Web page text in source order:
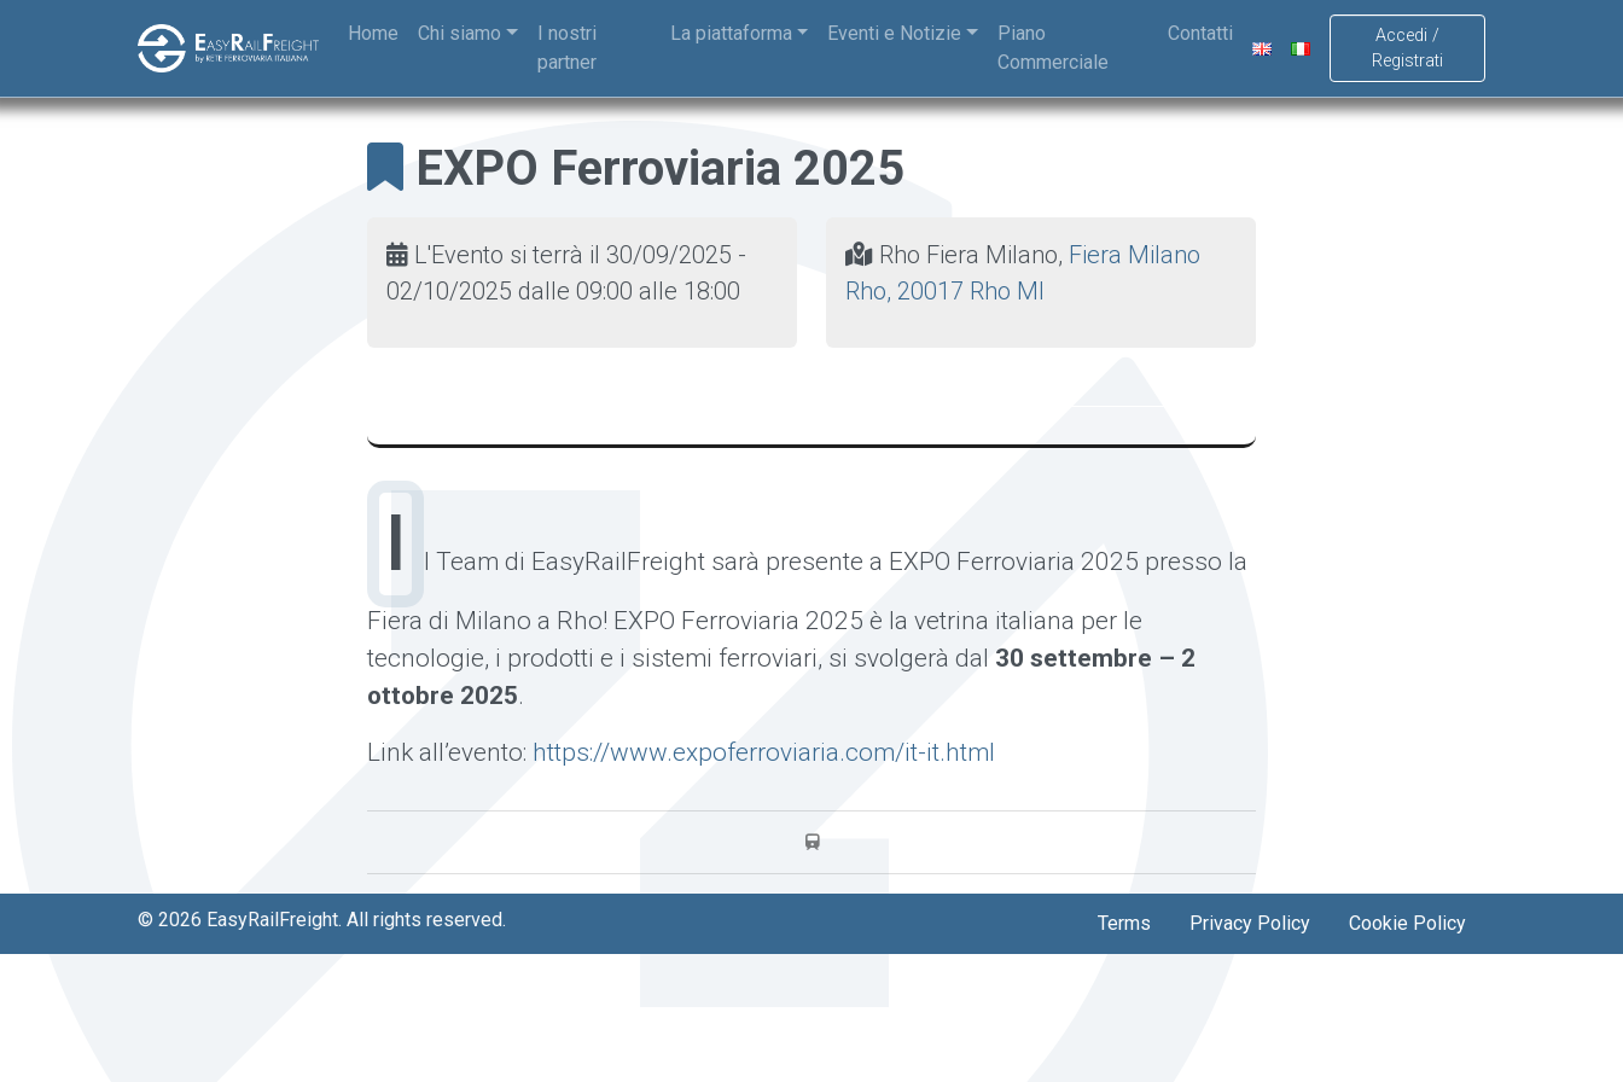
Skip to main content Home Chi siamo
I nostri
partner
La piattaforma Eventi e Notizie
Piano
Commerciale
Contatti
Accedi /
Registrati
EXPO Ferroviaria 2025
L'Evento si terrà il 30/09/2025 -
02/10/2025 dalle 09:00 alle 18:00
Rho Fiera Milano, Fiera Milano
Rho, 20017 Rho MI
I l Team di EasyRailFreight sarà presente a EXPO Ferroviaria 2025 presso la
Fiera di Milano a Rho! EXPO Ferroviaria 2025 è la vetrina italiana per le
tecnologie, i prodotti e i sistemi ferroviari, si svolgerà dal 30 settembre – 2
ottobre 2025.
Link all’evento: https://www.expoferroviaria.com/it-it.html
© 2026 EasyRailFreight. All rights reserved. Terms Privacy Policy Cookie Policy